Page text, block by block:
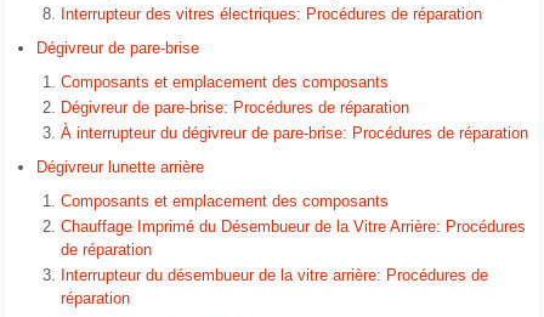
Interrupteur des vitres électriques: Procédures de réparation
Dégivreur de pare-brise
Composants et emplacement des composants
Dégivreur de pare-brise: Procédures de réparation
À interrupteur du dégivreur de pare-brise: Procédures de réparation
Dégivreur lunette arrière
Composants et emplacement des composants
Chauffage Imprimé du Désembueur de la Vitre Arrière: Procédures
de réparation
Interrupteur du désembueur de la vitre arrière: Procédures de
réparation